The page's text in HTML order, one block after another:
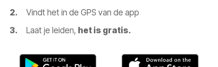
Vindt het in de GPS van de app
Laat je leiden, het is gratis.